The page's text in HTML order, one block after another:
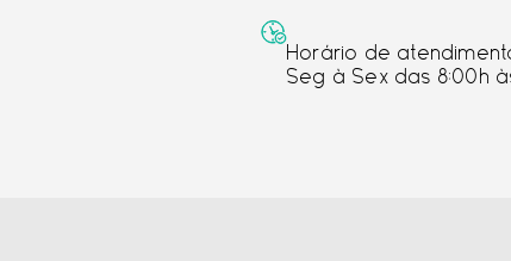
Horário de
Seg à Sex das 8:00h